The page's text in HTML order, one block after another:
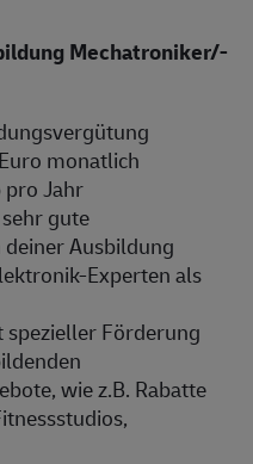
Mechatroniker/-
monatlich
pro Jahr
gute
Ausbildung
Experten als
Förderung
wie z.B. Rabatte